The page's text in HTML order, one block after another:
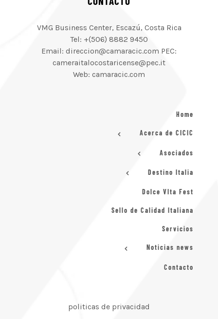
VMG Business Center, Escazú, Costa Rica
Tel: +(506) 8882 9450
Email: direccion@camaracic.com PEC:
cameraitalocostaricense@pec.it
Web: camaracic.com
Home
Acerca de CICIC
Asociados
Destino Italia
Dolce VIta Fest
Sello de Calidad Italiana
Servicios
Noticias news
Contacto
politicas de privacidad